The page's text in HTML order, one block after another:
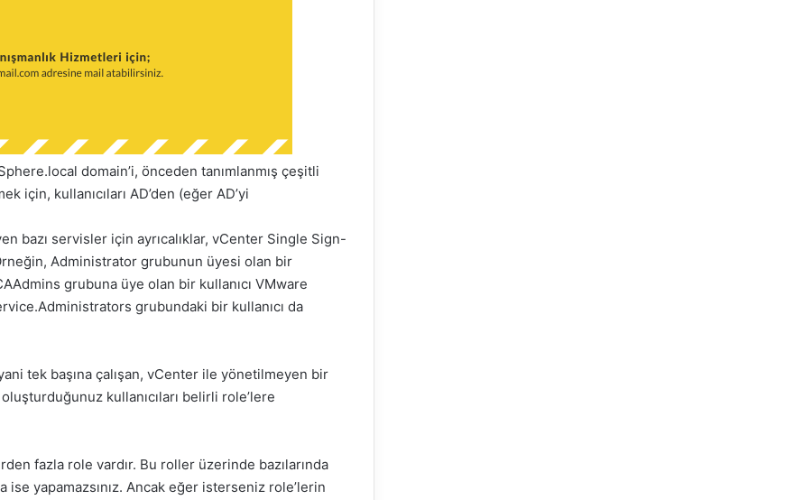
domain’i, önceden tanımlanmış çeşitli
kullanıcıları AD’den (eğer AD’yi
bazı servisler için ayrıcalıklar, vCenter Single Sign-
Administrator grubunun üyesi olan bir
grubuna üye olan bir kullanıcı VMware
grubundaki bir kullanıcı da
tek başına çalışan, vCenter ile yönetilmeyen bir
kullanıcıları belirli role’lere
fazla role vardır. Bu roller üzerinde bazılarında
yapamazsınız. Ancak eğer isterseniz role’lerin